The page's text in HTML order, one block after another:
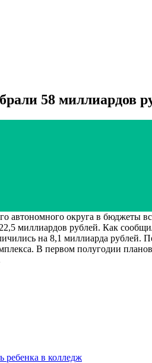
58 миллиардов
округа в бюджеты
миллиардов рублей. Как
на 8,1 миллиарда
В первом полугодии
ребенка в колледж